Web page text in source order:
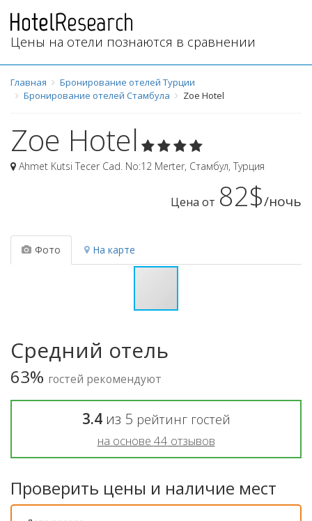
Цены на отели познаются в сравнении
Главная
Бронирование отелей Турции
Бронирование отелей Стамбула
Zoe Hotel
Zoe Hotel
Ahmet Kutsi Tecer Cad. No:12 Merter, Стамбул, Турция
Цена от 82$/ночь
Фото На карте
Средний отель
63% гостей рекомендуют
3.4из 5 рейтинг гостей
на основе 44 отзывов
Проверить цены и наличие мест